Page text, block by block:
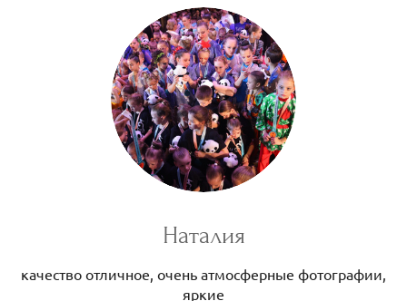
Наталия
качество отличное, очень атмосферные фотографии,
яркие